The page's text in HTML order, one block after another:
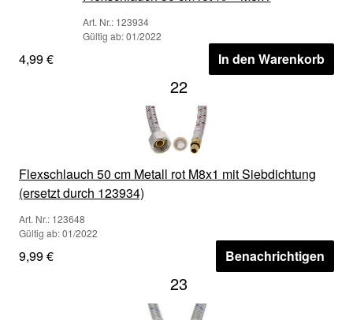
Art. Nr.: 123934
Gültig ab: 01/2022
4,99 € In den Warenkorb
22
Flexschlauch 50 cm Metall rot M8x1 mit Siebdichtung
(ersetzt durch 123934)
Art. Nr.: 123648
Gültig ab: 01/2022
9,99 € Benachrichtigen
23